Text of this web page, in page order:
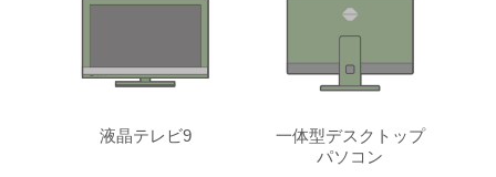
液晶テレビ9
一体型デスクトップ
パソコン